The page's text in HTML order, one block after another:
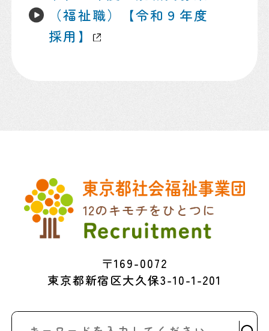
（福祉職）【令和９年度
採用】
〒169-0072
東京都新宿区大久保3-10-1-201